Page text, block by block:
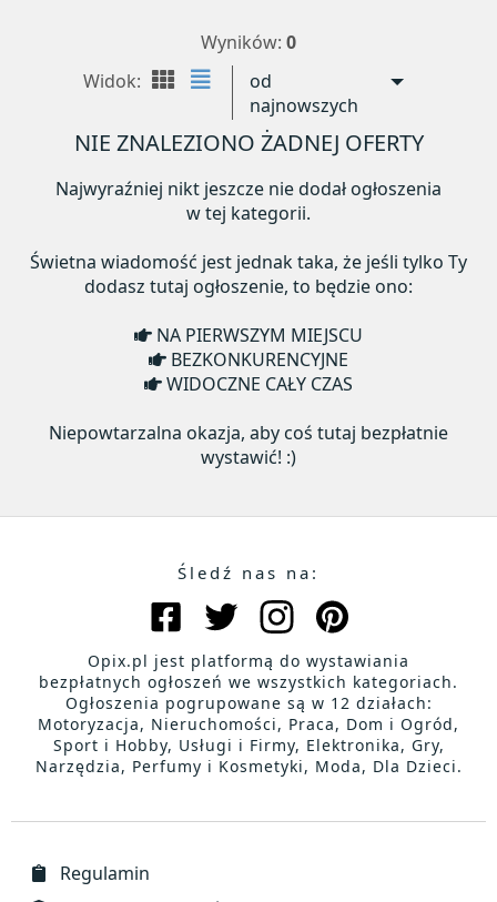
Wyników: 0
Widok:
od
najnowszych
NIE ZNALEZIONO ŻADNEJ OFERTY
Najwyraźniej nikt jeszcze nie dodał ogłoszenia
w tej kategorii.
Świetna wiadomość jest jednak taka, że jeśli tylko Ty
dodasz tutaj ogłoszenie, to będzie ono:
NA PIERWSZYM MIEJSCU
BEZKONKURENCYJNE
WIDOCZNE CAŁY CZAS
Niepowtarzalna okazja, aby coś tutaj bezpłatnie
wystawić! :)
Śledź nas na:
Opix.pl jest platformą do wystawiania
bezpłatnych ogłoszeń we wszystkich kategoriach.
Ogłoszenia pogrupowane są w 12 działach:
Motoryzacja, Nieruchomości, Praca, Dom i Ogród,
Sport i Hobby, Usługi i Firmy, Elektronika, Gry,
Narzędzia, Perfumy i Kosmetyki, Moda, Dla Dzieci.
Regulamin